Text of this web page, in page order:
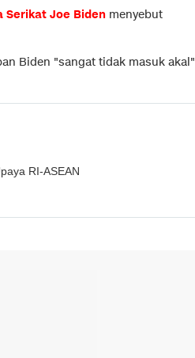
Serikat Joe Biden menyebut
Biden "sangat tidak masuk akal"
RI-ASEAN